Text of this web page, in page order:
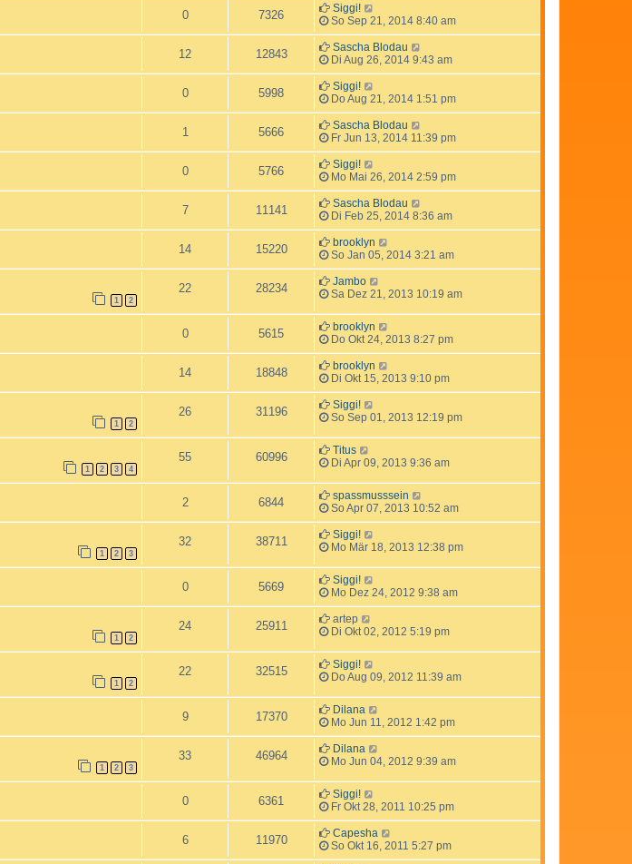
0 7326
Siggi!
So Sep 21, 2014 8:40 am
12 12843
Sascha Blodau
Di Aug 26, 2014 9:43 am
0 5998
Siggi!
Do Aug 21, 2014 1:51 pm
1 5666
Sascha Blodau
Fr Jun 13, 2014 11:39 pm
0 5766
Siggi!
Mo Mai 26, 2014 2:59 pm
7 11141
Sascha Blodau
Di Feb 25, 2014 8:36 am
14 15220
brooklyn
So Jan 05, 2014 3:21 am
1 2
22 28234
Jambo
Sa Dez 21, 2013 10:19 am
0 5615
brooklyn
Do Okt 24, 2013 8:27 pm
14 18848
brooklyn
Di Okt 15, 2013 9:10 pm
1 2
26 31196
Siggi!
So Sep 01, 2013 12:19 pm
1 2 3 4
55 60996
Titus
Di Apr 09, 2013 9:36 am
2 6844
spassmusssein
So Apr 07, 2013 10:52 am
1 2 3
32 38711
Siggi!
Mo Mär 18, 2013 12:38 pm
0 5669
Siggi!
Mo Dez 24, 2012 9:38 am
1 2
24 25911
artep
Di Okt 02, 2012 5:19 pm
1 2
22 32515
Siggi!
Do Aug 09, 2012 11:39 am
9 17370
Dilana
Mo Jun 11, 2012 1:42 pm
1 2 3
33 46964
Dilana
Mo Jun 04, 2012 9:39 am
0 6361
Siggi!
Fr Okt 28, 2011 10:25 pm
6 11970
Capesha
So Okt 16, 2011 5:27 pm